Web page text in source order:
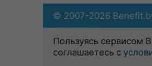
© 2007-2026
Пользуясь сервисом
соглашаетесь с